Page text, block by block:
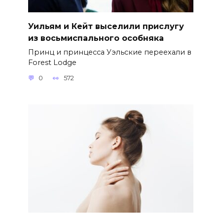
Уильям и Кейт выселили прислугу
из восьмиспального особняка
Принц и принцесса Уэльские переехали в
Forest Lodge
0 572